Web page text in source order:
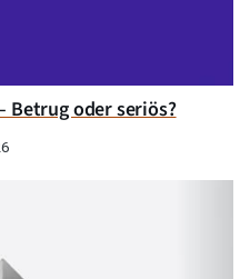
Betrug oder seriös?